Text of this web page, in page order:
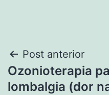
Navegação
de
Post anterior
Ozonioterapia
lombalgia (dor